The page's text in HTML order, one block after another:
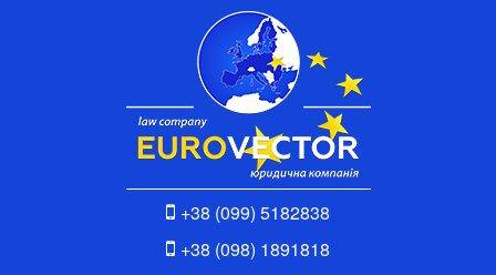
+38 (099) 5182838
+38 (098) 1891818